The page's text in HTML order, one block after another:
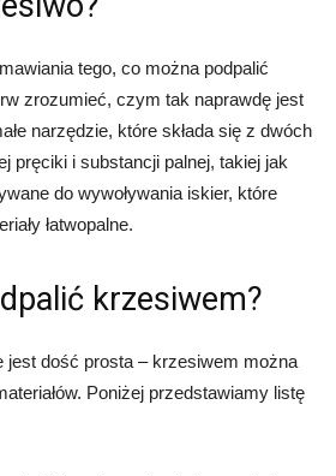
tego, co można podpalić
zrozumieć, czym tak naprawdę jest
narzędzie, które składa się z dwóch
pręciki i substancji palnej, takiej jak
do wywoływania iskier, które
łatwopalne.
krzesiwem?
jest dość prosta – krzesiwem można
Poniżej przedstawiamy listę